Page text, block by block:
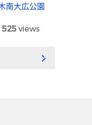
南大広公園
525views